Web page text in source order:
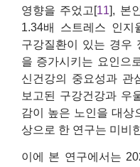
영향을 주었고[11], 본
1.34배 스트레스 인지
구강질환이 있는 경우
을 증가시키는 요인으
신건강의 중요성과 관
보고된 구강건강과 우
감이 높은 노인을 대상
상으로 한 연구는 미비
이에 본 연구에서는